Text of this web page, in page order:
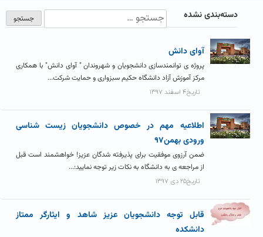
دسته‌بندی نشده
آوای دانش
پروژه ی توانمندسازی دانشجویان و شهروندان " آوای دانش" با همکاری
مرکز آموزش آزاد دانشگاه حکیم سبزواری و حمایت شرکت...
تاریخ۴ اسفند ۱۳۹۷
اطلاعیه مهم در خصوص دانشجویان زیست شناسی
ورودی بهمن۹۷
ضمن آرزوی موفقیت برای پذیرفته شدگان عزیز! خواهشمند است قبل
از مراجعه ی به دانشگاه به نکات زیر توجه نمایید:...
تاریخ۲۵ دی ۱۳۹۷
قابل توجه دانشجویان عزیز شاهد و ایثارگر ممتاز
دانشکده